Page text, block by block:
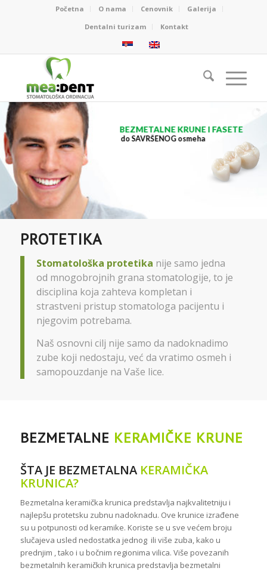
Početna O nama Cenovnik
Galerija
Dentalni turizam
Kontakt
BEZMETALNE KRUNE I FASETE
do SAVRŠENOG osmeha
PROTETIKA
Stomatološka protetika nije samo jedna
od mnogobrojnih grana stomatologije, to je
disciplina koja zahteva kompletan i
strastveni pristup stomatologa pacijentu i
njegovim potrebama.
Naš osnovni cilj nije samo da nadoknadimo
zube koji nedostaju, već da vratimo osmeh i
samopouzdanje na Vaše lice.
BEZMETALNE KERAMIČKE KRUNE
ŠTA JE BEZMETALNA KERAMIČKA
KRUNICA?
Bezmetalna keramička krunica predstavlja najkvalitetniju i
najlepšu protetsku zubnu nadoknadu. Ove krunice izrađene
su u potpunosti od keramike. Koriste se u sve većem broju
slučajeva usled nedostatka jednog ili više zuba, kako u
prednjim , tako i u bočnim regionima vilica. Više povezanih
bezmetalnih keramičkih krunica predstavlja bezmetalni